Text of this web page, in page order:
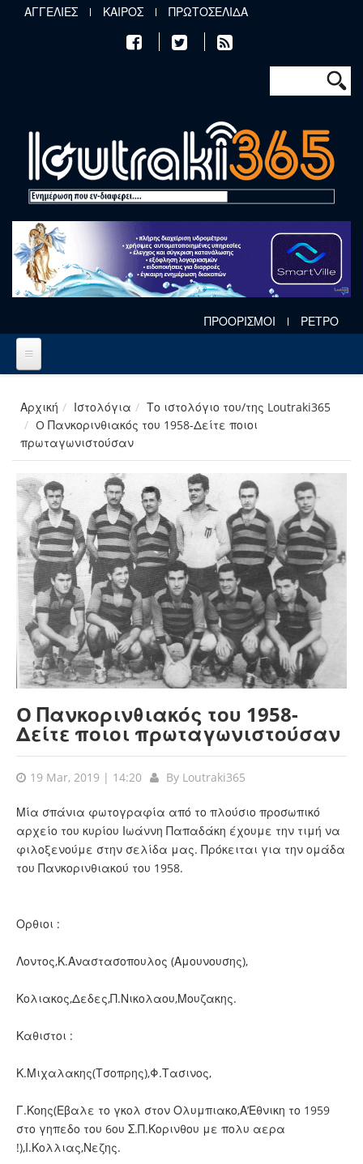
Παράκαμψη προς το κυρίως περιεχόμενο
ΑΓΓΕΛΙΕΣ ΚΑΙΡΟΣ ΠΡΩΤΟΣΕΛΙΔΑ
Φόρμα
Αναζήτηση
ΠΡΟΟΡΙΣΜΟΙ ΡΕΤΡΟ
Αρχική Ιστολόγια
Το ιστολόγιο του/της Loutraki365
O Πανκορινθιακός του 1958-Δείτε ποιοι
πρωταγωνιστούσαν
O Πανκορινθιακός του 1958-
Δείτε ποιοι πρωταγωνιστούσαν
19 Mar, 2019 | 14:20 By Loutraki365
Μία σπάνια φωτογραφία από το πλούσιο προσωπικό
αρχείο του κυρίου Ιωάννη Παπαδάκη έχουμε την τιμή να
φιλοξενούμε στην σελίδα μας. Πρόκειται για την ομάδα
του Πανκορινθιακού του 1958.
Ορθιοι :
Λοντος,Κ.Αναστασοπουλος (Αμουνουσης),
Κολιακος,Δεδες,Π.Νικολαου,Μουζακης.
Καθιστοι :
Κ.Μιχαλακης(Τσοπρης),Φ.Τασινος,
Γ.Κοης(Εβαλε το γκολ στον Ολυμπιακο,Α’Εθνικη το 1959
στο γηπεδο του 6ου Σ.Π.Κορινθου με πολυ αερα
!),Ι.Κολλιας,Νεζης.